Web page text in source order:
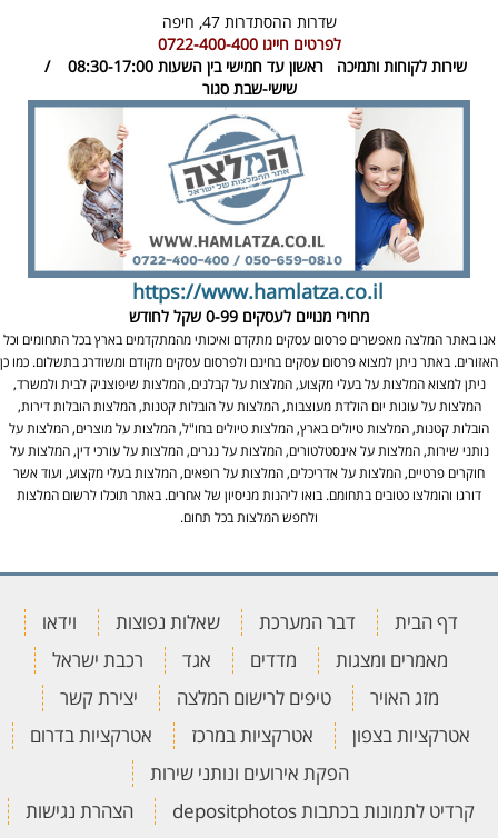
שדרות ההסתדרות 47,
חיפה
לפרטים חייגו0722-400-400
שירות לקוחות ותמיכה
ראשון עד חמישי בין השעות 08:30-17:00 /
שישי-שבת סגור
https://www.hamlatza.co.il
מחירי מנויים לעסקים 0-99 שקל לחודש
אנו באתר המלצה מאפשרים פרסום עסקים מתקדם ואיכותי מהמתקדמים בארץ בכל התחומים וכל
האזורים. באתר ניתן למצוא פרסום עסקים בחינם ולפרסום עסקים מקודם ומשודרג בתשלום. כמו כן
ניתן למצוא המלצות על בעלי מקצוע, המלצות על קבלנים, המלצות שיפוצניק לבית ולמשרד,
המלצות על עוגות יום הולדת מעוצבות, המלצות על הובלות קטנות, המלצות הובלות דירות,
הובלות קטנות, המלצות טיולים בארץ, המלצות טיולים בחו"ל, המלצות על מוצרים, המלצות על
נותני שירות, המלצות על אינסטלטורים, המלצות על נגרים, המלצות על עורכי דין, המלצות על
חוקרים פרטיים, המלצות על אדריכלים, המלצות על רופאים, המלצות בעלי מקצוע, ועוד אשר
דורגו והומלצו כטובים בתחומם. בואו ליהנות מניסיון של אחרים. באתר תוכלו לרשום המלצות
ולחפש המלצות בכל תחום.
דף הבית דבר המערכת שאלות נפוצות
וידאו
מאמרים ומצגות
מדדים אגד
רכבת ישראל
מזג האויר
טיפים לרישום המלצה
יצירת קשר
אטרקציות בצפון
אטרקציות במרכז
אטרקציות בדרום
הפקת אירועים ונותני שירות
קרדיט לתמונות בכתבות depositphotos
הצהרת נגישות